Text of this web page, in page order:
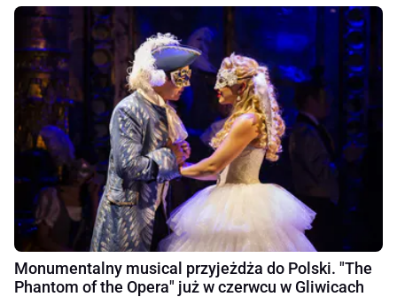
Monumentalny musical przyjeżdża do Polski. "The
Phantom of the Opera" już w czerwcu w Gliwicach